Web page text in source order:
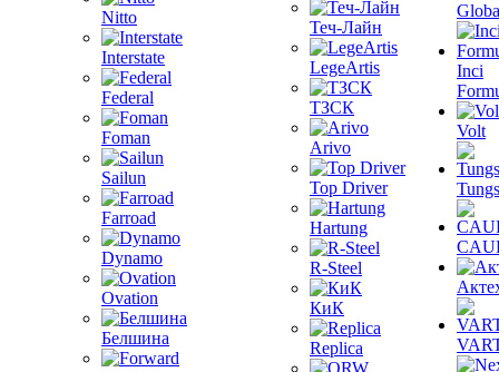
Nitto
Interstate
Federal
Foman
Sailun
Farroad
Dynamo
Ovation
Белшина
Теч-Лайн
LegeArtis
ТЗСК
Arivo
Top Driver
Hartung
R-Steel
КиК
Replica
Inci
Volt